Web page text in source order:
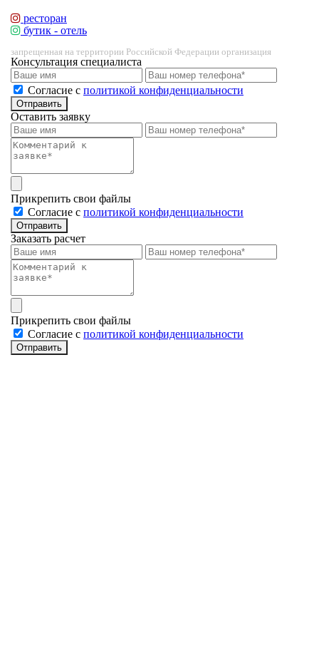
ресторан
бутик - отель
запрещенная на территории Российской Федерации организация
Консультация специалиста
Cогласие с политикой конфиденциальности
Отправить
Оставить заявку
Прикрепить свои файлы
Cогласие с политикой конфиденциальности
Отправить
Заказать расчет
Прикрепить свои файлы
Cогласие с политикой конфиденциальности
Отправить